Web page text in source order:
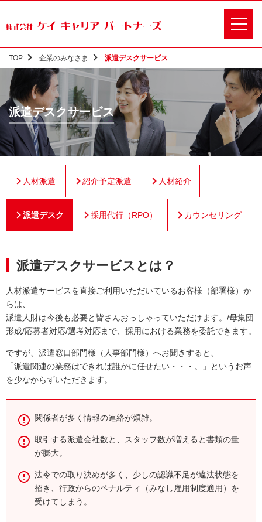
TOP 企業のみなさま 派遣デスクサービス
派遣デスクサービス
人材派遣 紹介予定派遣 人材紹介
派遣デスク 採用代行（RPO） カウンセリング
派遣デスクサービスとは？
人材派遣サービスを直接ご利用いただいているお客様（部署様）か
らは、
派遣人財は今後も必要と皆さんおっしゃっていただけます。/母集団
形成/応募者対応/選考対応まで、採用における業務を委託できます。
ですが、派遣窓口部門様（人事部門様）へお聞きすると、
「派遣関連の業務はできれば誰かに任せたい・・・。」というお声
を少なからずいただきます。
関係者が多く情報の連絡が煩雑。
取引する派遣会社数と、スタッフ数が増えると書類の量
が膨大。
法令での取り決めが多く、少しの認識不足が違法状態を
招き、行政からのペナルティ（みなし雇用制度適用）を
受けてしまう。